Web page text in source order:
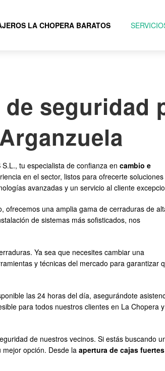
LA CHOPERA BARATOS
seguridad
tu especialista de confianza en cambio e
en el sector, listos para ofrecerte soluciones
avanzadas y un servicio al cliente
ofrecemos una amplia gama de cerraduras de
de sistemas más sofisticados, nos
Ya sea que necesites cambiar una
y técnicas del mercado para garantizar
las 24 horas del día, asegurándote
para todos nuestros clientes en La Chopera y
de nuestros vecinos. Si estás buscando
mejor opción. Desde la apertura de cajas fuertes